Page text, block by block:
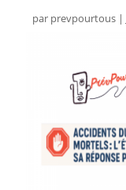
par prevpourtous |